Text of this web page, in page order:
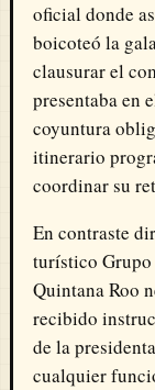
oficial donde
boicoteó la
clausurar el
presentaba en
coyuntura
itinerario
coordinar su
En contraste
turístico
Quintana Roo
recibido
de la
cualquier